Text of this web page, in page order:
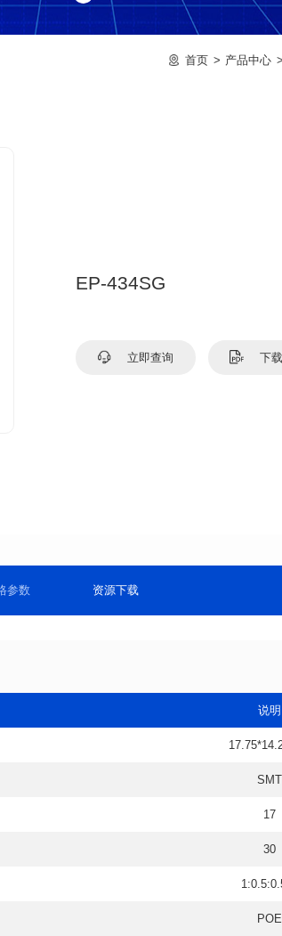
首页 产品中心
EP-434SG
立即查询 下载
参数 资源下载
说明
SMT
17
30
POE